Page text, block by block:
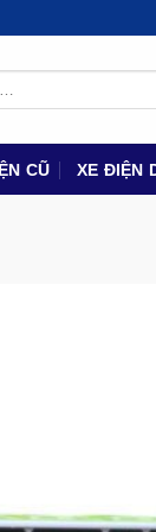
CŨ XE ĐIỆN